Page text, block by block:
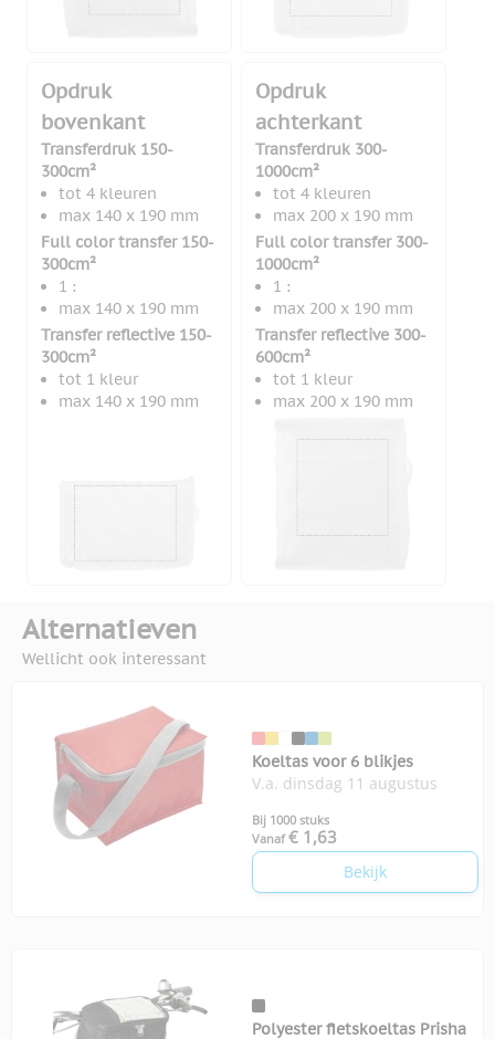
Opdruk
bovenkant
Transferdruk 150-
300cm²
tot 4 kleuren
max 140 x 190 mm
Full color transfer 150-
300cm²
1 :
max 140 x 190 mm
Transfer reflective 150-
300cm²
tot 1 kleur
max 140 x 190 mm
Opdruk
achterkant
Transferdruk 300-
1000cm²
tot 4 kleuren
max 200 x 190 mm
Full color transfer 300-
1000cm²
1 :
max 200 x 190 mm
Transfer reflective 300-
600cm²
tot 1 kleur
max 200 x 190 mm
Alternatieven
Wellicht ook interessant
Koeltas voor 6 blikjes
V.a. dinsdag 11 augustus
Bij 1000 stuks
Vanaf € 1,63
Bekijk
Polyester fietskoeltas Prisha